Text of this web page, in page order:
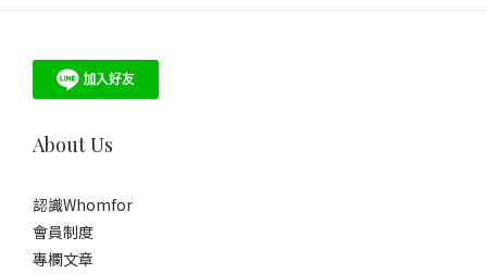
About Us
認識Whomfor
會員制度
專欄文章